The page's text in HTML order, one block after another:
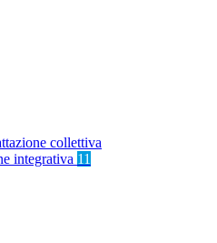
collettiva
integrativa 11